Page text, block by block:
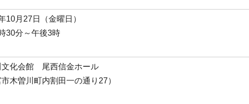
10月27日（金曜日）
30分～午後3時
文化会館 尾西信金ホール
市木曽川町内割田一の通り27）